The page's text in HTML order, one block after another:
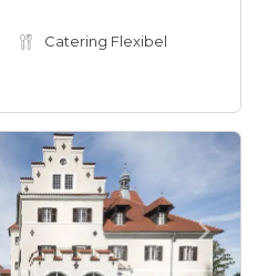
Catering Flexibel